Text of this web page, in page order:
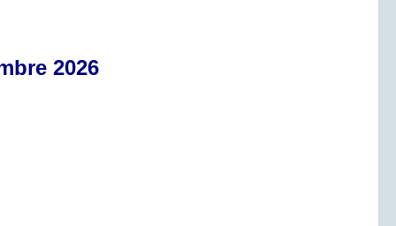
2026